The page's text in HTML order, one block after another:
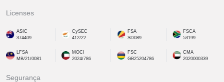
Licenses
ASIC
374409
CySEC
412/22
FSA
SD089
FSCA
53199
LFSA
MB/21/0081
MOCI
2024/786
FSC
GB25204786
CMA
2020000339
Segurança